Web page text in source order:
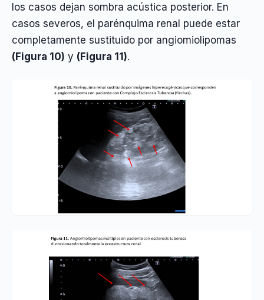
los casos dejan sombra acústica posterior. En
casos severos, el parénquima renal puede estar
completamente sustituido por angiomiolipomas
(Figura 10) y (Figura 11).